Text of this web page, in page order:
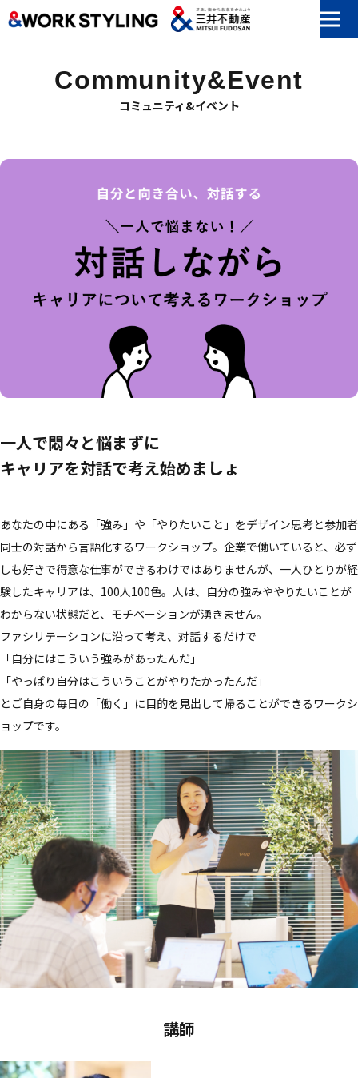
Community&Event
コミュニティ&イベント
一人で悶々と悩まずに
キャリアを対話で考え始めましょ
あなたの中にある「強み」や「やりたいこと」をデザイン思考と参加者
同士の対話から言語化するワークショップ。企業で働いていると、必ず
しも好きで得意な仕事ができるわけではありませんが、一人ひとりが経
験したキャリアは、100人100色。人は、自分の強みややりたいことが
わからない状態だと、モチベーションが湧きません。
ファシリテーションに沿って考え、対話するだけで
「自分にはこういう強みがあったんだ」
「やっぱり自分はこういうことがやりたかったんだ」
とご自身の毎日の「働く」に目的を見出して帰ることができるワークシ
ョップです。
講師